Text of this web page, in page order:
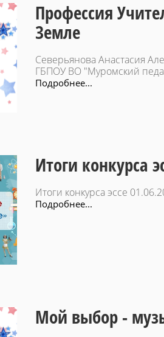
Профессия
Земле
Северьянова Анастасия
ГБПОУ ВО "Муромский
Подробнее...
Итоги конкурса
Итоги конкурса эссе
Подробнее...
Мой выбор -